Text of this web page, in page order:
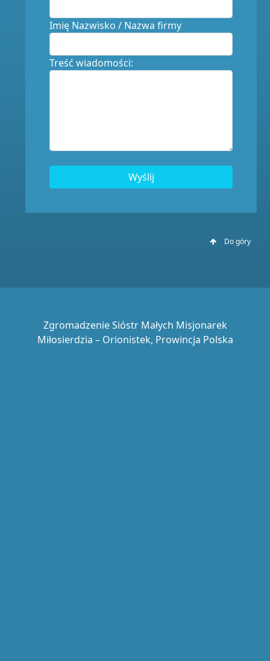
Imię Nazwisko / Nazwa firmy
Treść wiadomości:
Wyślij
Do góry
Zgromadzenie Sióstr Małych Misjonarek
Miłosierdzia – Orionistek, Prowincja Polska